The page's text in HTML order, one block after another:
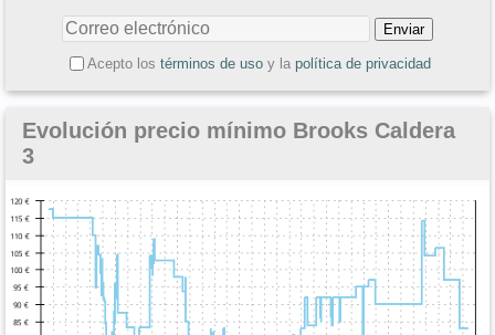
Acepto los términos de usoy la política de privacidad
Evolución precio mínimo Brooks Caldera
3